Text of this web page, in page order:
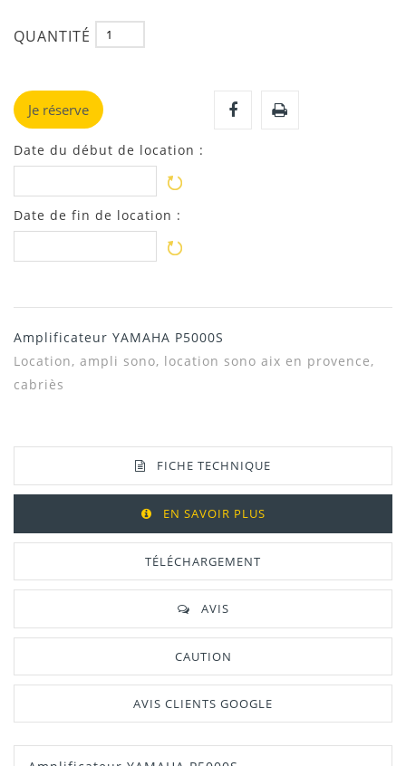
QUANTITÉ
Je réserve
Date du début de location :
Date de fin de location :
Amplificateur YAMAHA P5000S
Location, ampli sono, location sono aix en provence,
cabriès
FICHE TECHNIQUE
EN SAVOIR PLUS
TÉLÉCHARGEMENT
AVIS
CAUTION
AVIS CLIENTS GOOGLE